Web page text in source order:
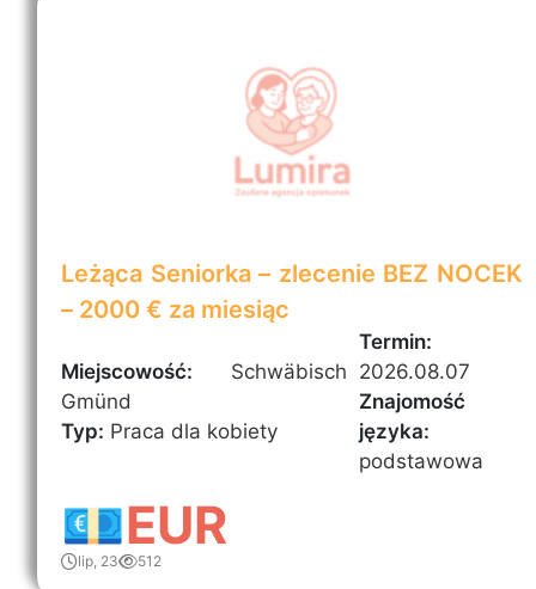
Leżąca Seniorka – zlecenie BEZ NOCEK
– 2000 € za miesiąc
Miejscowość:
Schwäbisch
Gmünd
Typ: Praca dla kobiety
Termin:
2026.08.07
Znajomość
języka:
podstawowa
💶EUR
lip, 23 512